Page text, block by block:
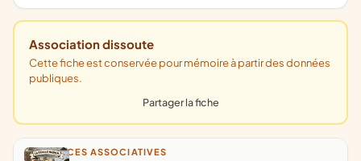
Association dissoute
Cette fiche est conservée pour mémoire à partir des données
publiques.
Partager la fiche
ANNONCES ASSOCIATIVES